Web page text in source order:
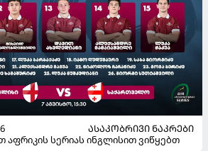
ᲐᲡᲐᲙᲝᲑᲠᲘᲕᲘ ᲜᲐᲙᲠᲔᲑᲘ
აფრიკის სერიას ინგლისით ვიწყებთ